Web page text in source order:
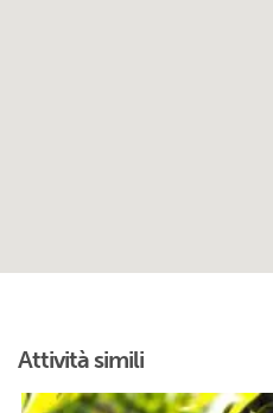
Attività simili